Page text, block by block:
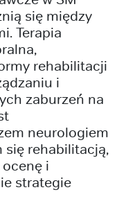
się między
Terapia
rehabilitacji
i
zaburzeń na
neurologiem
się rehabilitacją,
i
strategie